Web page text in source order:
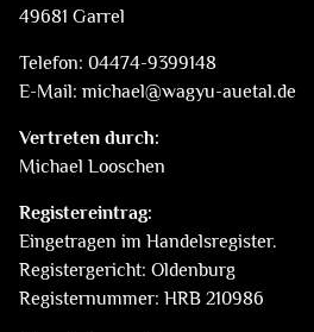
49681 Garrel
Telefon: 04474-9399148
E-Mail: michael@wagyu-auetal.de
Vertreten durch:
Michael Looschen
Registereintrag:
Eingetragen im Handelsregister.
Registergericht: Oldenburg
Registernummer: HRB 210986